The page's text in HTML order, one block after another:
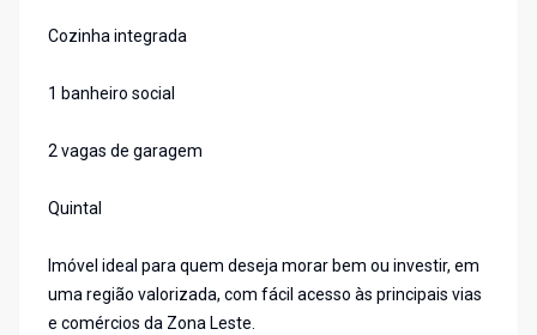
Cozinha integrada
1 banheiro social
2 vagas de garagem
Quintal
Imóvel ideal para quem deseja morar bem ou investir, em
uma região valorizada, com fácil acesso às principais vias
e comércios da Zona Leste.